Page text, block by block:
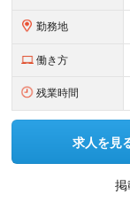
勤務地
働き方
残業時間
求人を見
掲